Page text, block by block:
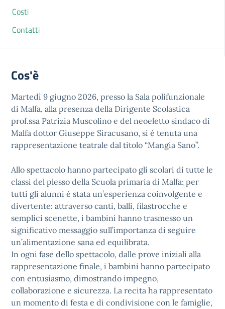
Costi
Contatti
Cos'è
Martedì 9 giugno 2026, presso la Sala polifunzionale
di Malfa, alla presenza della Dirigente Scolastica
prof.ssa Patrizia Muscolino e del neoeletto sindaco di
Malfa dottor Giuseppe Siracusano, si è tenuta una
rappresentazione teatrale dal titolo “Mangia Sano”.
Allo spettacolo hanno partecipato gli scolari di tutte le
classi del plesso della Scuola primaria di Malfa; per
tutti gli alunni è stata un’esperienza coinvolgente e
divertente: attraverso canti, balli, filastrocche e
semplici scenette, i bambini hanno trasmesso un
significativo messaggio sull’importanza di seguire
un’alimentazione sana ed equilibrata.
In ogni fase dello spettacolo, dalle prove iniziali alla
rappresentazione finale, i bambini hanno partecipato
con entusiasmo, dimostrando impegno,
collaborazione e sicurezza. La recita ha rappresentato
un momento di festa e di condivisione con le famiglie,